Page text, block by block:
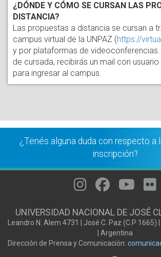
¿DÓNDE Y CÓMO SE CURSAN LAS
DISTANCIA?
Las propuestas a distancia se cursan a
campus virtual de la UNPAZ (https://
y por plataformas de videoconferencias.
de cursada, recibirás un mail con
para ingresar al campus.
¿Tenés alguna duda con respecto a
inscripción?
UNIVERSIDAD NACIONAL DE JOSÉ
Leandro N. Alem 4731 | José C. Paz (C.P 1665)
| Argentina
Dirección de Prensa y Comunicación: